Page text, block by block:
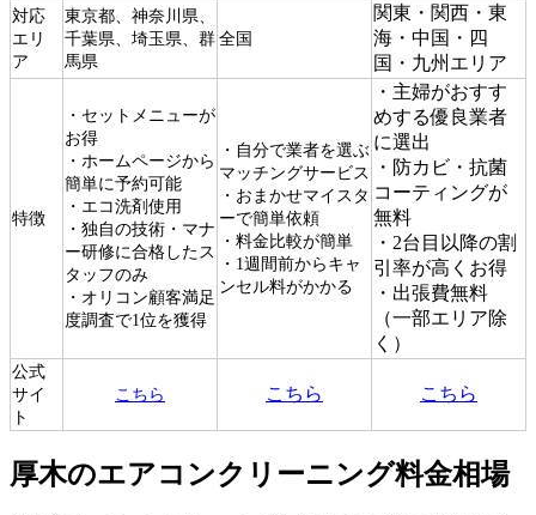
対応
エリ
ア
東京都、神奈川県、
千葉県、埼玉県、群
馬県
全国
関東・関西・東
海・中国・四
国・九州エリア
特徴
・セットメニューが
お得
・ホームページから
簡単に予約可能
・エコ洗剤使用
・独自の技術・マナ
ー研修に合格したス
タッフのみ
・オリコン顧客満足
度調査で1位を獲得
・自分で業者を選ぶ
マッチングサービス
・おまかせマイスタ
ーで簡単依頼
・料金比較が簡単
・1週間前からキャ
ンセル料がかかる
・主婦がおすす
めする優良業者
に選出
・防カビ・抗菌
コーティングが
無料
・2台目以降の割
引率が高くお得
・出張費無料
（一部エリア除
く）
公式
サイ
ト
こちら こちら こちら
厚木のエアコンクリーニング料金相場